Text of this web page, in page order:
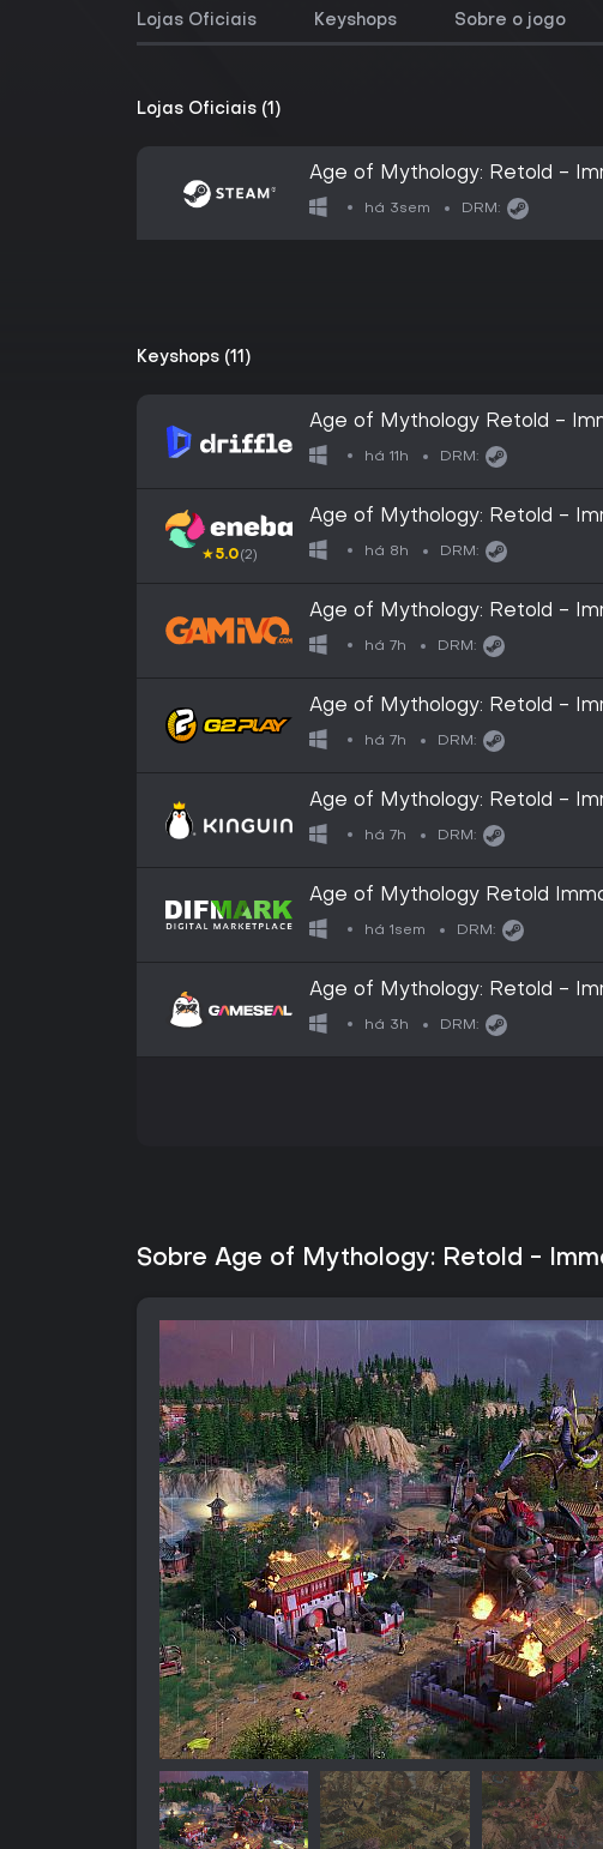
Lojas Oficiais Keyshops Sobre o jogo
Lojas Oficiais (1)
Age of Mythology: Retold -
há 3sem DRM:
Keyshops (11)
Age of Mythology Retold -
(PC) - Steam - Digital Key
há 11h DRM:
★5.0(2)
Age of Mythology: Retold -
(PC) GLOBAL
há 8h DRM:
Age of Mythology: Retold -
(Steam)
há 7h DRM:
Age of Mythology: Retold -
Steam CD Key
há 7h DRM:
Age of Mythology: Retold -
Steam CD Key
há 7h DRM:
Age of Mythology Retold
há 1sem DRM:
Age of Mythology: Retold -
Steam Key - GLOBAL
há 3h DRM:
Sobre Age of Mythology: Retold -